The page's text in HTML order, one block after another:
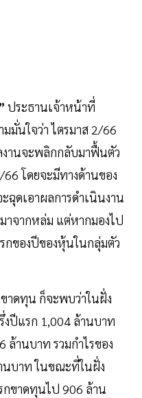
ประธานเจ้าหน้าที่
มมั่นใจว่า ไตรมาส 2/66
งานจะพลิกกลับมาฟื้นตัว
โดยจะมีทางด้านของ
ดเอาผลการดำเนินงาน
าจากหล่ม แต่หากมองไป
กของปีของหุ้นในกลุ่มตัว
าดทุน ก็จะพบว่าในฝั่ง
งปีแรก 1,004 ล้านบาท
ล้านบาท รวมกำไรของ
นบาท ในขณะที่ในฝั่ง
กขาดทุนไป 906 ล้าน